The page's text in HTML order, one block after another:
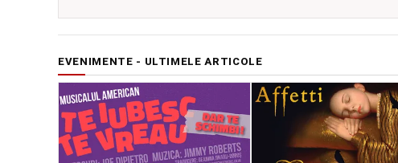
EVENIMENTE - ULTIMELE ARTICOLE